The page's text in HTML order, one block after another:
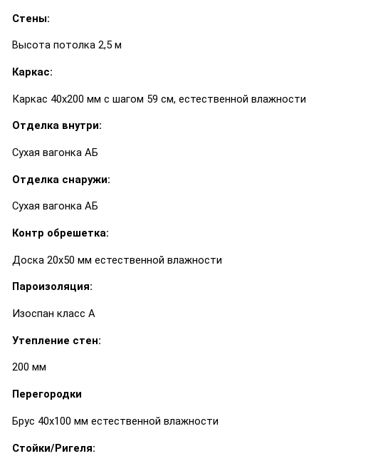
Стены:
Высота потолка 2,5 м
Каркас:
Каркас 40х200 мм с шагом 59 см, естественной влажности
Отделка внутри:
Сухая вагонка АБ
Отделка снаружи:
Сухая вагонка АБ
Контр обрешетка:
Доска 20х50 мм естественной влажности
Пароизоляция:
Изоспан класс А
Утепление стен:
200 мм
Перегородки
Брус 40х100 мм естественной влажности
Стойки/Ригеля: